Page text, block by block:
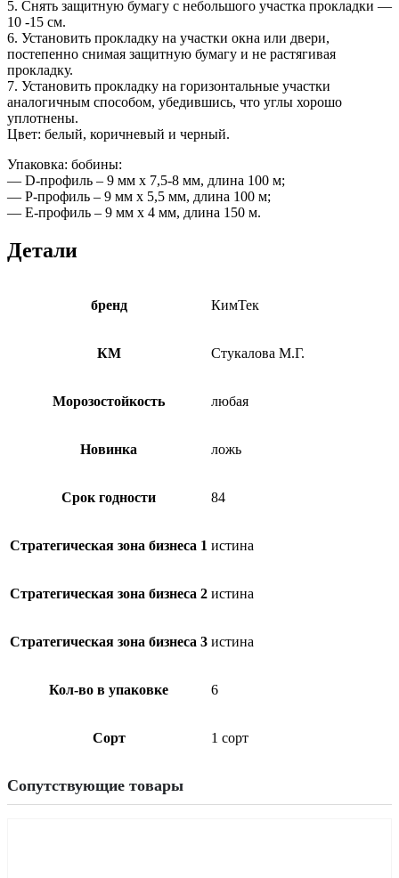
5. Снять защитную бумагу с небольшого участка прокладки —
10 -15 см.
6. Установить прокладку на участки окна или двери,
постепенно снимая защитную бумагу и не растягивая
прокладку.
7. Установить прокладку на горизонтальные участки
аналогичным способом, убедившись, что углы хорошо
уплотнены.
Цвет: белый, коричневый и черный.
Упаковка: бобины:
— D-профиль – 9 мм х 7,5-8 мм, длина 100 м;
— P-профиль – 9 мм х 5,5 мм, длина 100 м;
— E-профиль – 9 мм х 4 мм, длина 150 м.
Детали
бренд КимТек
КМ Стукалова М.Г.
Морозостойкость любая
Новинка ложь
Срок годности 84
Стратегическая зона бизнеса 1 истина
Стратегическая зона бизнеса 2 истина
Стратегическая зона бизнеса 3 истина
Кол-во в упаковке 6
Сорт 1 сорт
Сопутствующие товары